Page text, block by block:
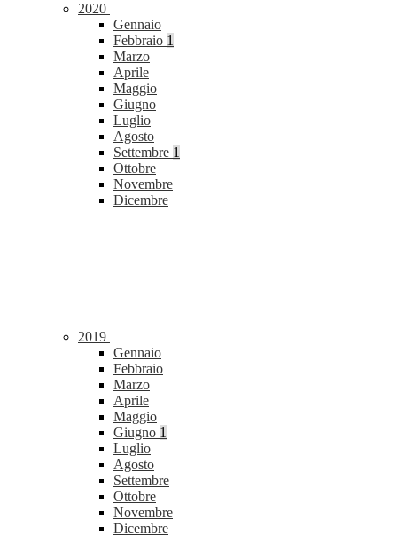
2020
Gennaio
Febbraio 1
Marzo
Aprile
Maggio
Giugno
Luglio
Agosto
Settembre 1
Ottobre
Novembre
Dicembre
2019
Gennaio
Febbraio
Marzo
Aprile
Maggio
Giugno 1
Luglio
Agosto
Settembre
Ottobre
Novembre
Dicembre